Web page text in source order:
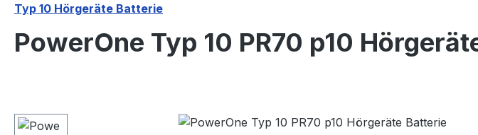
Typ 10 Hörgeräte Batterie
PowerOne Typ 10 PR70 p10
Bildergalerie überspringen